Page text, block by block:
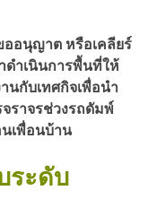
อนุญาต หรือเคลียร์
ดำเนินการพื้นที่ให้
นกับเทศกิจเพื่อนำ
ราจรช่วงรถดัมพ์
นเพื่อนบ้าน
ระดับ